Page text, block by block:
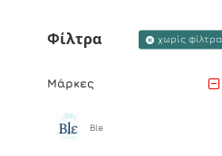
Φίλτρα χωρίς φίλτρα
Μάρκες
Ble